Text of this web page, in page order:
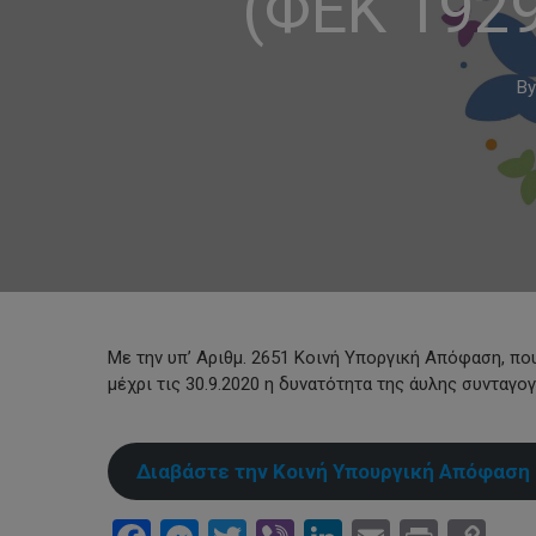
Hit enter to search or ESC to close
By
Με την υπ’ Αριθμ. 2651 Κοινή Υποργική Απόφαση,
μέχρι τις 30.9.2020 η δυνατότητα της άυλης
Διαβάστε την Κοινή Υπουργική